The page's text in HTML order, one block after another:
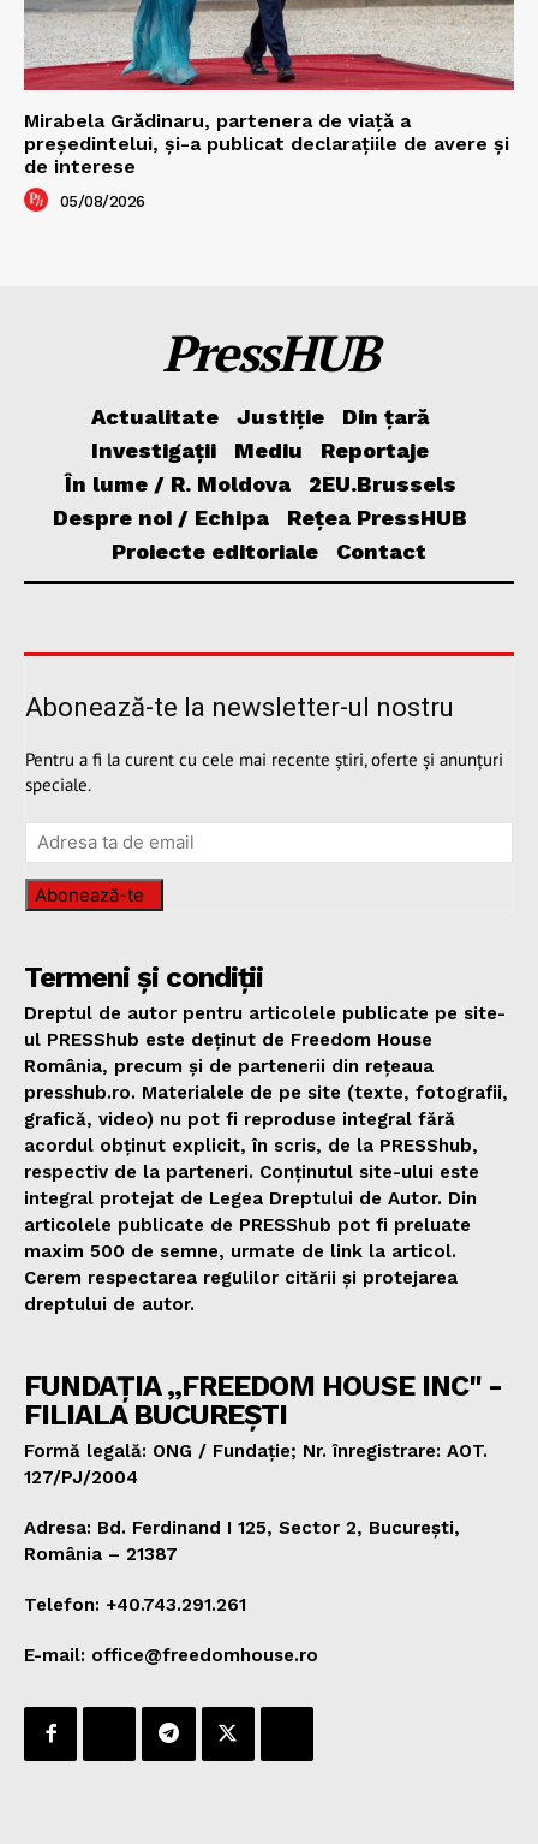
Mirabela Grădinaru, partenera de viață a
președintelui, și-a publicat declarațiile de avere și
de interese
05/08/2026
PressHUB
Actualitate Justiție
Din țară
Investigații
Mediu
Reportaje
În lume / R. Moldova
2EU.Brussels
Despre noi / Echipa
Rețea PressHUB
Proiecte editoriale
Contact
Abonează-te la newsletter-ul nostru
Pentru a fi la curent cu cele mai recente știri, oferte și anunțuri
speciale.
Abonează-te
Termeni și condiții
Dreptul de autor pentru articolele publicate pe site-
ul PRESShub este deținut de Freedom House
România, precum și de partenerii din rețeaua
presshub.ro. Materialele de pe site (texte, fotografii,
grafică, video) nu pot fi reproduse integral fără
acordul obținut explicit, în scris, de la PRESShub,
respectiv de la parteneri. Conținutul site-ului este
integral protejat de Legea Dreptului de Autor. Din
articolele publicate de PRESShub pot fi preluate
maxim 500 de semne, urmate de link la articol.
Cerem respectarea regulilor citării și protejarea
dreptului de autor.
FUNDAȚIA „FREEDOM HOUSE INC" -
FILIALA BUCUREȘTI
Formă legală: ONG / Fundație; Nr. înregistrare: AOT.
127/PJ/2004
Adresa: Bd. Ferdinand I 125, Sector 2, București,
România – 21387
Telefon: +40.743.291.261
E-mail: office@freedomhouse.ro